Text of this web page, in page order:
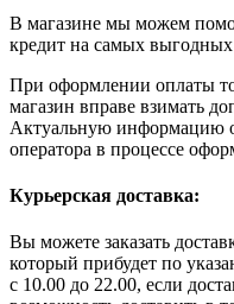
В магазине мы можем
кредит на самых
При оформлении оплаты
магазин вправе взимать
Актуальную информацию
оператора в процессе
Курьерская доставка:
Вы можете заказать
который прибудет по
с 10.00 до 22.00, если